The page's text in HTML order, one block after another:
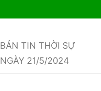
BẢN TIN THỜI SỰ
NGÀY 21/5/2024